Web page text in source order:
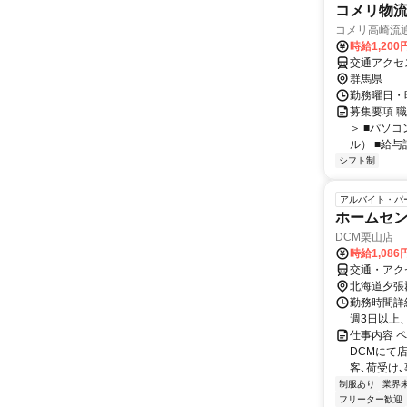
コメリ物
コメリ高崎流
時給1,200
交通アク
群馬県
勤務曜日
募集要項
＞ ■パソ
ル） ■給与
シフト制
アルバイト・パ
ホームセ
DCM栗山店
時給1,086
交通・ア
北海道夕張
勤務時間
週3日以上
仕事内容
DCMにて
客､荷受け
制服あり
業界
フリーター歓迎